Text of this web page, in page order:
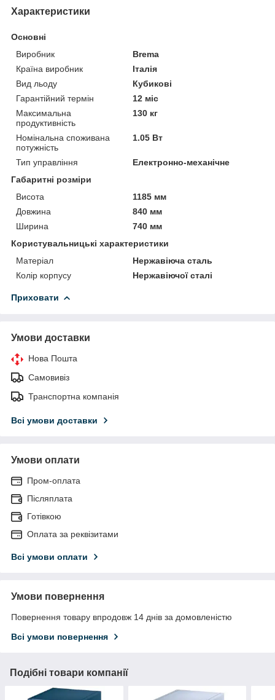
Характеристики
Основні
Виробник
Brema
Країна виробник
Італія
Вид льоду
Кубикові
Гарантійний термін
12 міс
Максимальна
продуктивність
130 кг
Номінальна споживана
потужність
1.05 Вт
Тип управління
Електронно-механічне
Габаритні розміри
Висота
1185 мм
Довжина
840 мм
Ширина
740 мм
Користувальницькі характеристики
Матеріал
Нержавіюча сталь
Колір корпусу
Нержавіючої сталі
Приховати
Умови доставки
Нова Пошта
Самовивіз
Транспортна компанія
Всі умови доставки
Умови оплати
Пром-оплата
Післяплата
Готівкою
Оплата за реквізитами
Всі умови оплати
Умови повернення
Повернення товару впродовж 14 днів за домовленістю
Всі умови повернення
Подібні товари компанії